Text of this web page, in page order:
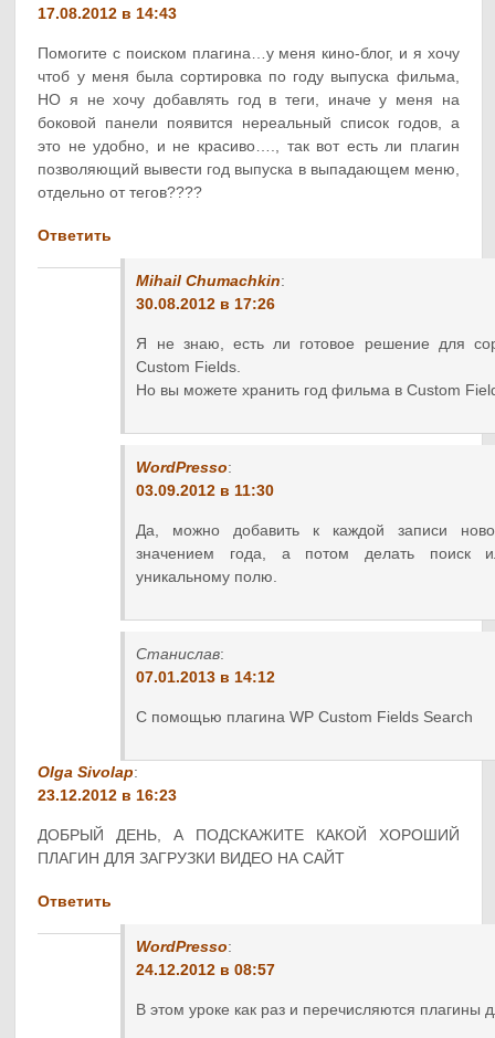
17.08.2012 в 14:43
Помогите с поиском плагина…у меня кино-блог, и я хочу
чтоб у меня была сортировка по году выпуска фильма,
НО я не хочу добавлять год в теги, иначе у меня на
боковой панели появится нереальный список годов, а
это не удобно, и не красиво…., так вот есть ли плагин
позволяющий вывести год выпуска в выпадающем меню,
отдельно от тегов????
Ответить
Mihail Chumachkin:
30.08.2012 в 17:26
Я не знаю, есть ли готовое решение для
Custom Fields.
Но вы можете хранить год фильма в Custom
WordPresso:
03.09.2012 в 11:30
Да, можно добавить к каждой записи
значением года, а потом делать поиск
уникальному полю.
Станислав:
07.01.2013 в 14:12
С помощью плагина WP Custom Fields Search
Olga Sivolap:
23.12.2012 в 16:23
ДОБРЫЙ ДЕНЬ, А ПОДСКАЖИТЕ КАКОЙ ХОРОШИЙ
ПЛАГИН ДЛЯ ЗАГРУЗКИ ВИДЕО НА САЙТ
Ответить
WordPresso:
24.12.2012 в 08:57
В этом уроке как раз и перечисляются плагины